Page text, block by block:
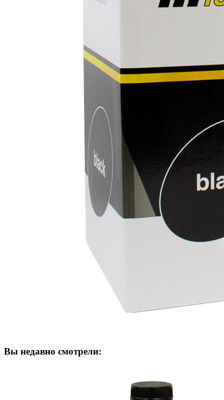
Вы недавно смотрели: